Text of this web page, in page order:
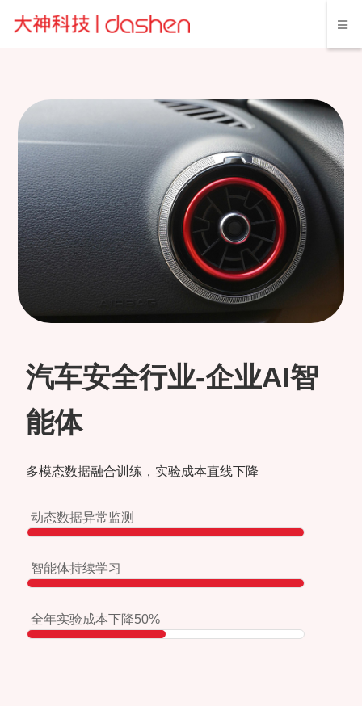
汽车安全行业-企业AI智
能体
多模态数据融合训练，实验成本直线下降
动态数据异常监测
智能体持续学习
全年实验成本下降50%